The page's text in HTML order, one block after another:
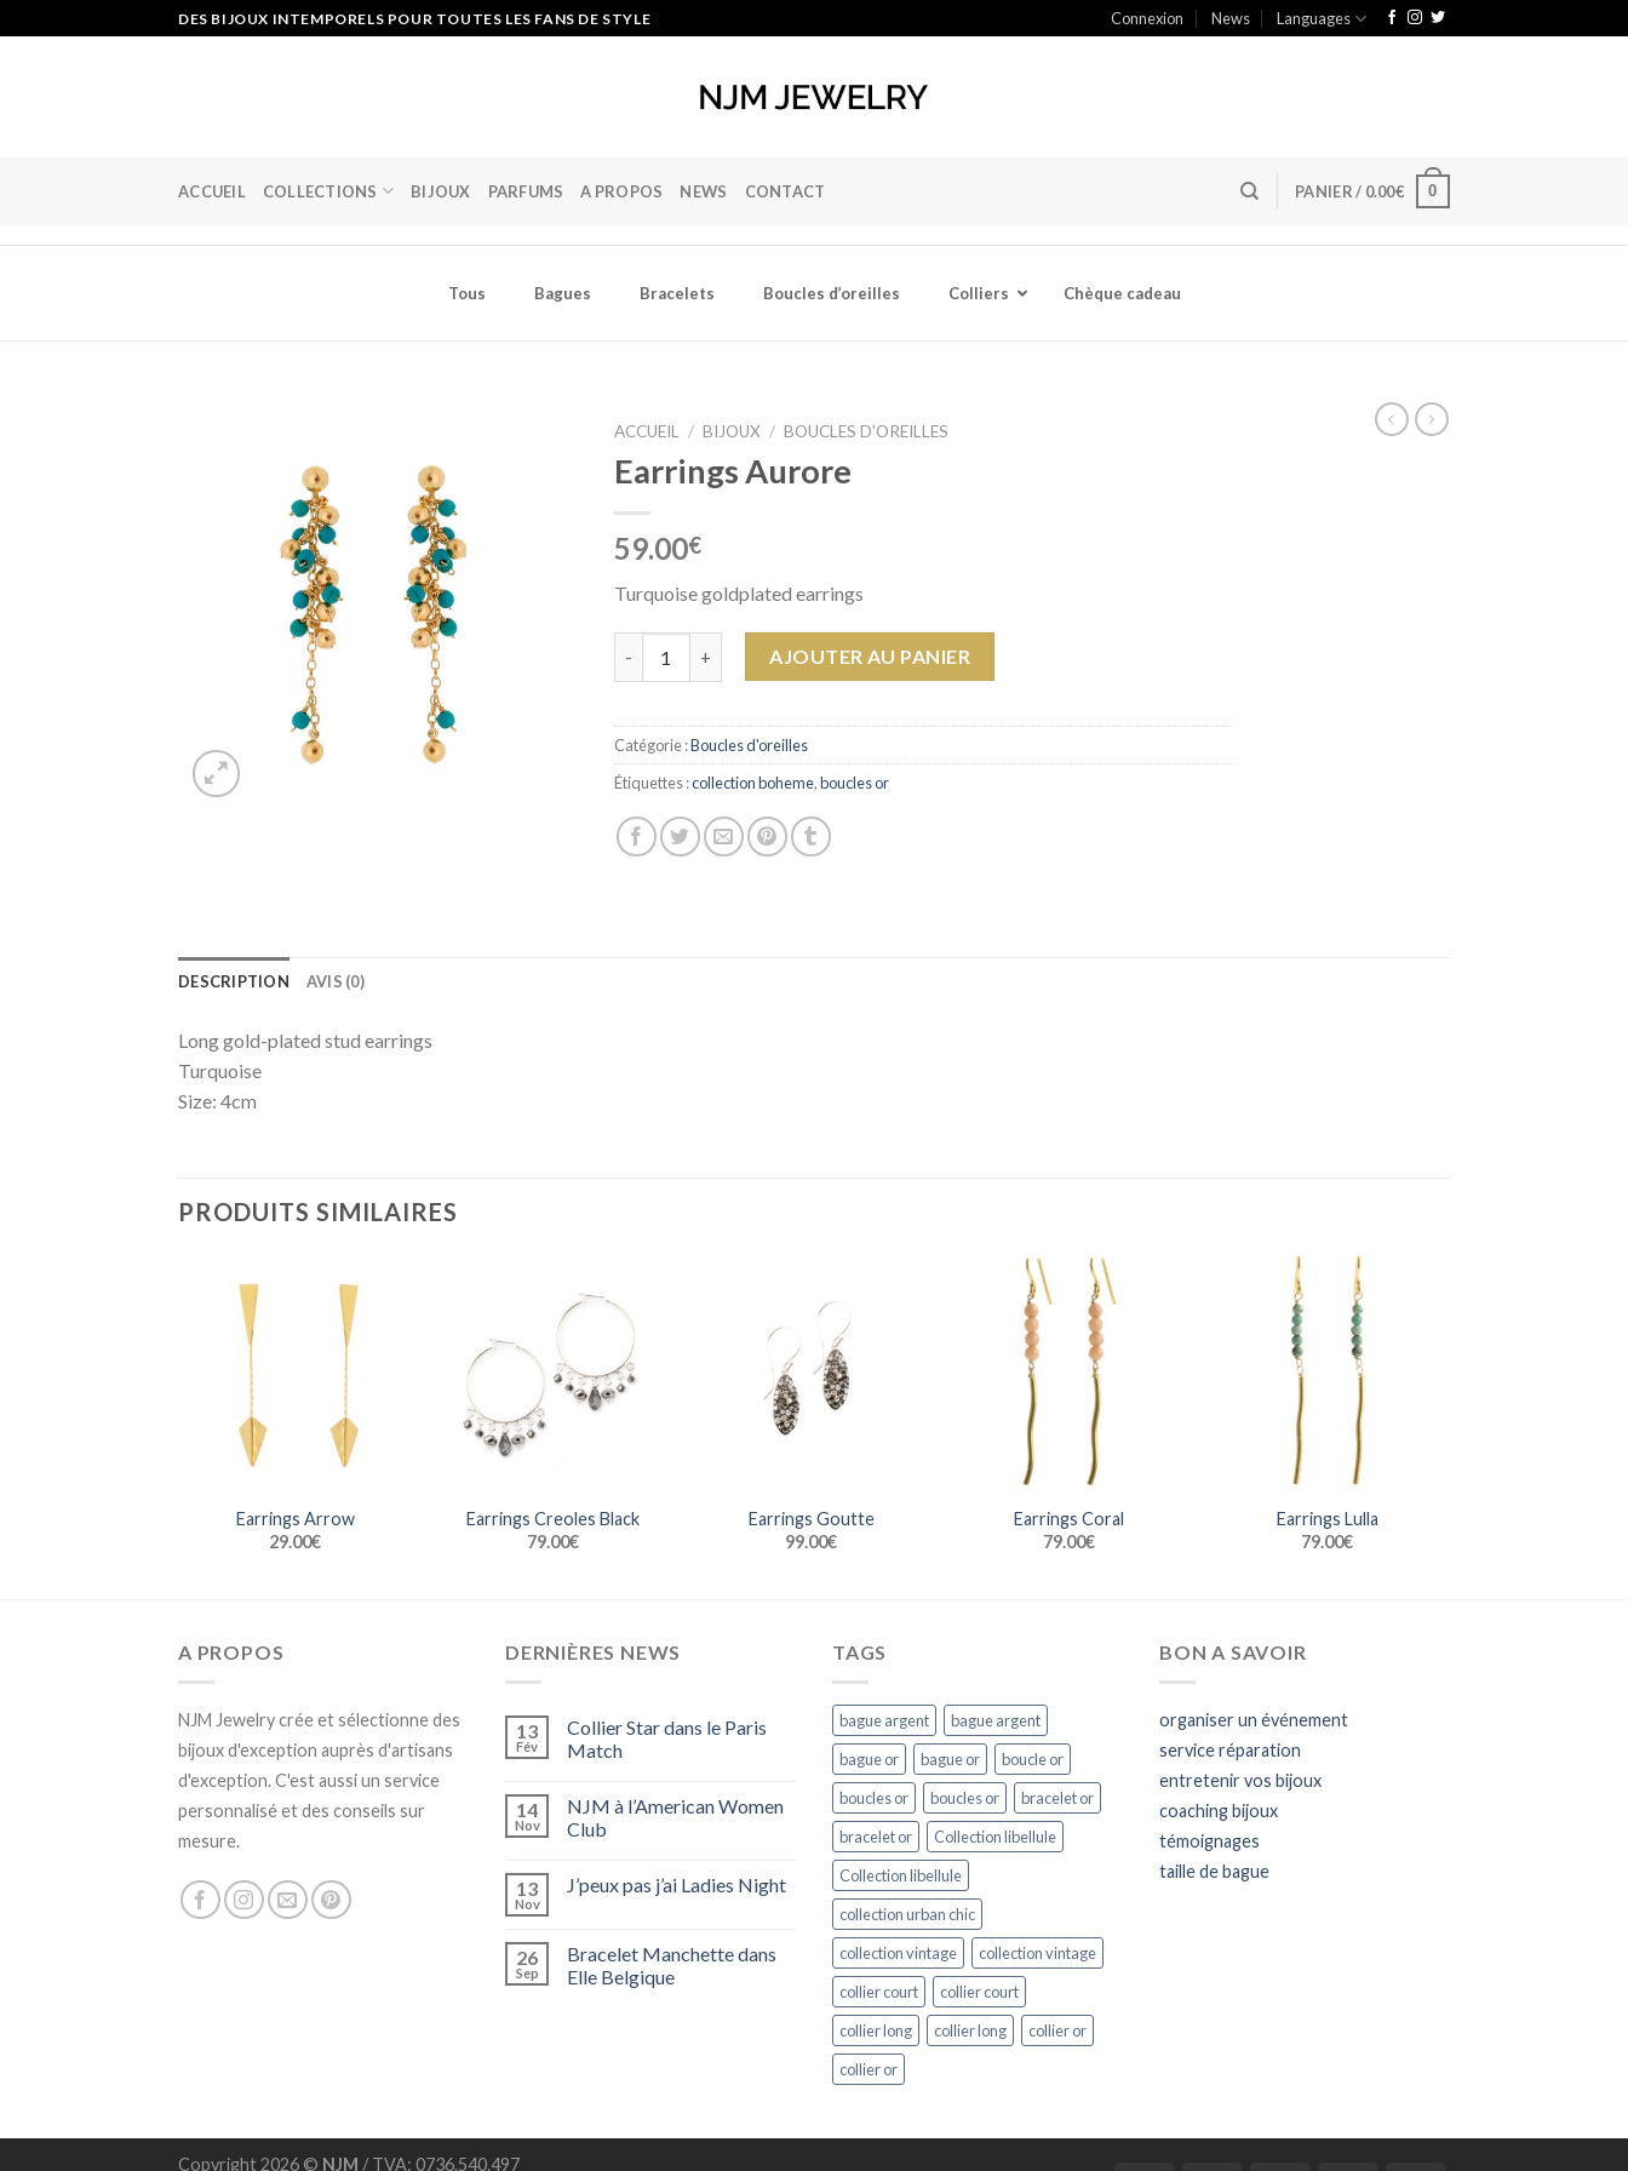
to
DES BIJOUX INTEMPORELS POUR TOUTES LES FANS DE STYLE Connexion News Languages
ACCUEIL COLLECTIONS BIJOUX PARFUMS A PROPOS NEWS CONTACT PANIER / 0.00€ 0
Tous Bagues Bracelets Boucles d’oreilles Colliers Chèque cadeau
ACCUEIL / BIJOUX / BOUCLES D'OREILLES
Earrings Aurore
59.00€
Turquoise goldplated earrings
quantité de Earrings AuroreAJOUTER AU PANIER
Catégorie :Boucles d'oreilles
Étiquettes :collection boheme,boucles or
DESCRIPTION AVIS (0)
Long gold-plated stud earrings
Turquoise
Size: 4cm
PRODUITS SIMILAIRES
Earrings Arrow
29.00€
Earrings Creoles Black
79.00€
Earrings Goutte
99.00€
Earrings Coral
79.00€
Earrings Lulla
79.00€
A PROPOS
NJM Jewelry crée et sélectionne des
bijoux d'exception auprès d'artisans
d'exception. C'est aussi un service
personnalisé et des conseils sur
mesure.
DERNIÈRES NEWS
13
Fév
Collier Star dans le Paris
Match
14
Nov
NJM à l’American Women
Club
13
Nov
J’peux pas j’ai Ladies Night
26
Sep
Bracelet Manchette dans
Elle Belgique
TAGS
bague argent
bague argent
bague or
bague or
boucle or
boucles or
boucles or
bracelet or
bracelet or
Collection libellule
Collection libellule
collection urban chic
collection vintage
collection vintage
collier court
collier court
collier long
collier long
collier or
collier or
BON A SAVOIR
organiser un événement
service réparation
entretenir vos bijoux
coaching bijoux
témoignages
taille de bague
Copyright 2026 © NJM / TVA: 0736.540.497